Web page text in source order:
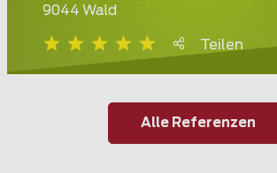
9044 Wald
Teilen
Alle Referenzen